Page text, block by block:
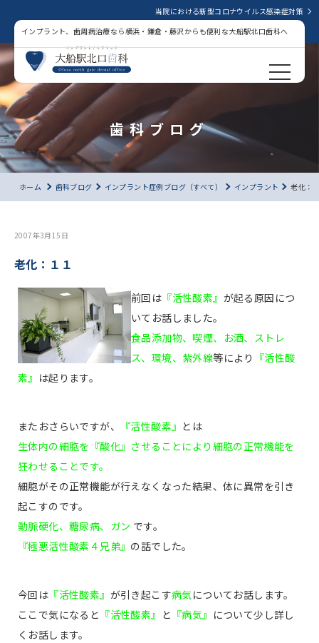
当院における新型コロナウイルス感染症対策
インプラント、歯周病治療なら横浜・鎌倉・藤沢からも便利な大船駅北口歯科へ
歯科ブログ
ホーム 歯科ブログ インプラント症例ブログ（すべて） インプラント 老化：
2007年3月15日
老化：１１
前回は 『活性酸素』 が起る原因につ
いてお話しました。
食品添加物、喫煙、お酒、ストレ
ス、環境、紫外線等により 『活性酸
素』 は起ります。
またおさらいですが、 『活性酸素』 とは
生体内の細胞を『酸化』させることにより細胞の正常機能を
狂わせることです。
細胞がその正常機能が行えなくなった結果、体に異常を引き
起こすのです。
動脈硬化、糖尿病、ガン です。
『極悪活性酸素４兄弟』 の話でした。
今回は 『活性酸素』 が引き起こす病気についてお話します。
ここで気になると 『活性酸素』 と 『病気』 について少し詳し
くお話します。